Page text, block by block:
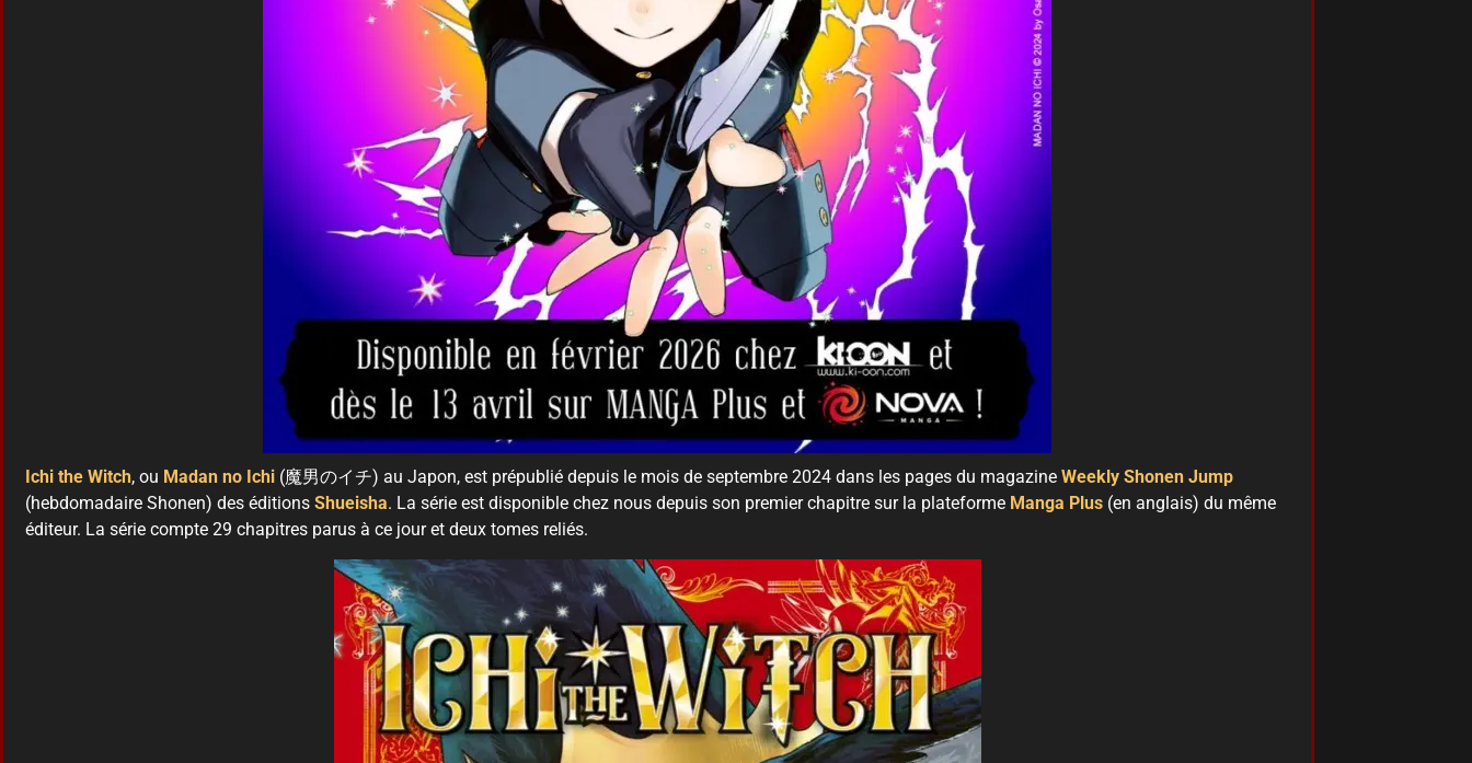
Ichi the Witch, ou Madan no Ichi (魔男のイチ) au Japon, est prépublié depuis le mois de septembre 2024 dans les pages du magazine Weekly Shonen Jump
(hebdomadaire Shonen) des éditions Shueisha. La série est disponible chez nous depuis son premier chapitre sur la plateforme Manga Plus (en anglais) du même
éditeur. La série compte 29 chapitres parus à ce jour et deux tomes reliés.